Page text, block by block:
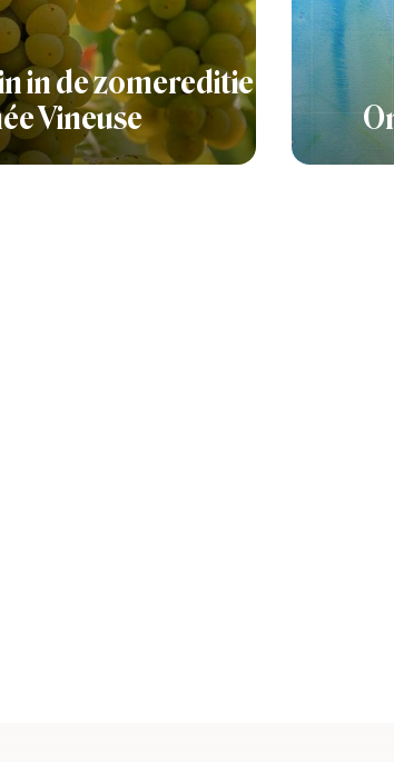
in de zomereditie
Vineuse